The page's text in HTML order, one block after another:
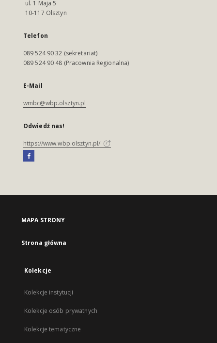
ul. 1 Maja 5
10-117 Olsztyn
Telefon
089 524 90 32 (sekretariat)
089 524 90 48 (Pracownia Regionalna)
E-Mail
wmbc@wbp.olsztyn.pl
Odwiedź nas!
https://www.wbp.olsztyn.pl/
MAPA STRONY
Strona główna
Kolekcje
Kolekcje instytucji
Kolekcje osób prywatnych
Kolekcje tematyczne